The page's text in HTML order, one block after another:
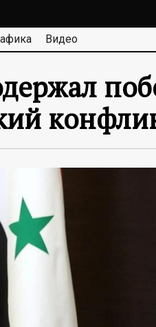
Видео